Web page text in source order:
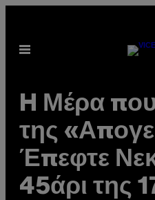
περιεχόμενο
Ανοίξτε
H Μέρα
της
Έπεφτε
45άρι της